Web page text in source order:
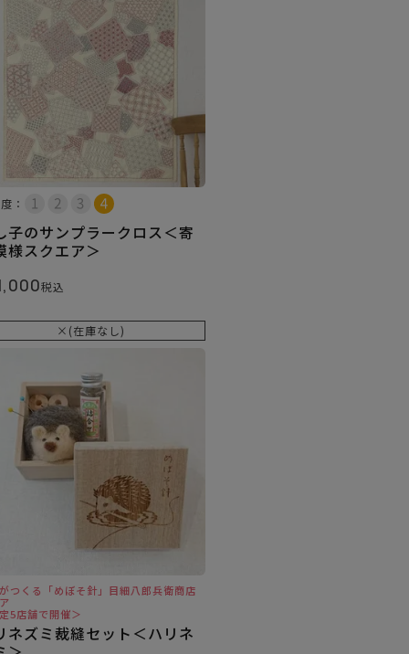
：
子のサンプラークロス＜寄
様スクエア＞
税込
×(在庫なし)
つくる「めぼそ針」目細八郎兵衛商店
5店舗で開催＞
ネズミ裁縫セット＜ハリネ